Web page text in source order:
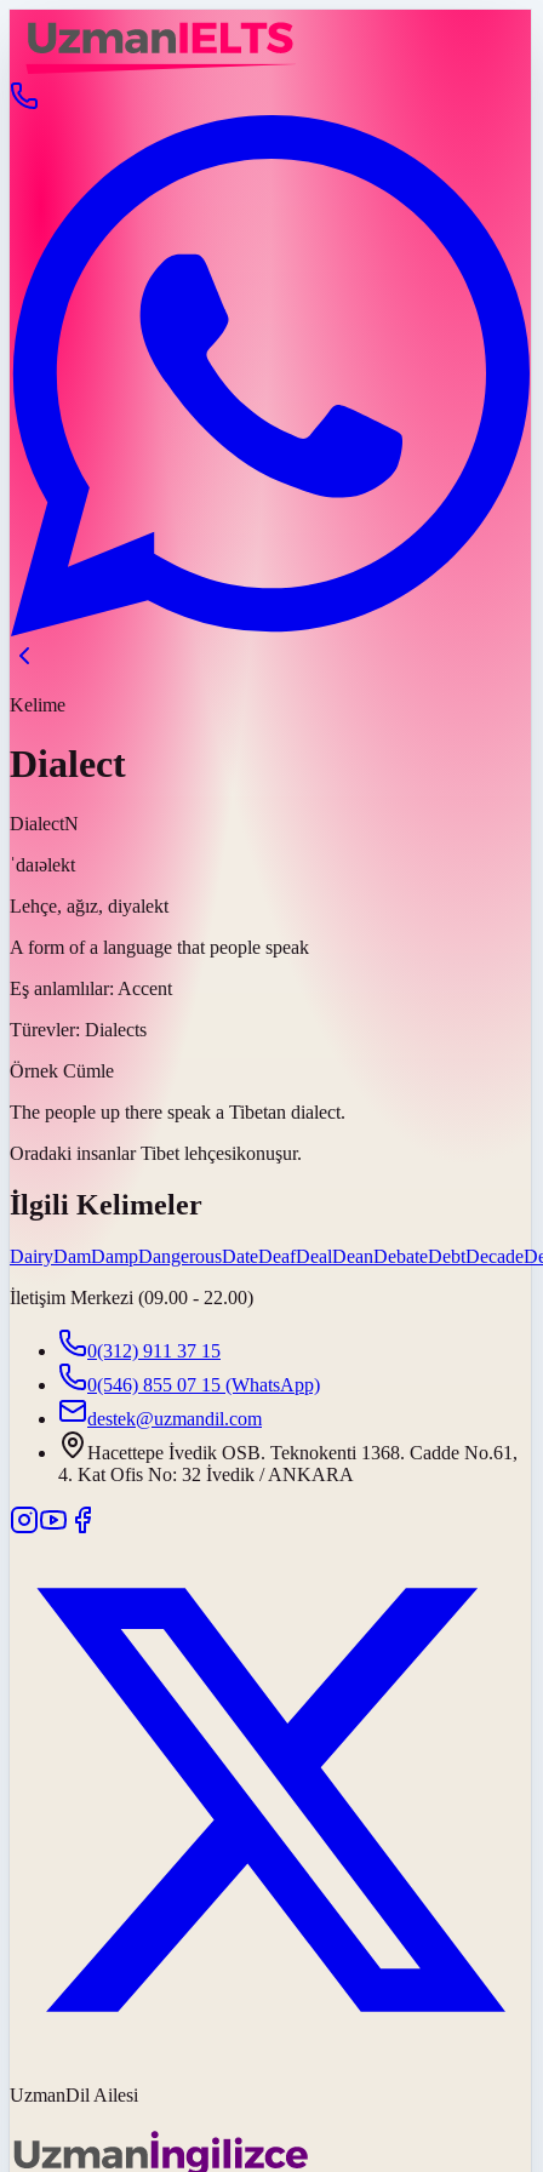
Kelime
Dialect
DialectN
ˈdaɪəlekt
Lehçe, ağız, diyalekt
A form of a language that people speak
Eş anlamlılar: Accent
Türevler: Dialects
Örnek Cümle
The people up there speak a Tibetan dialect.
Oradaki insanlar Tibet lehçesikonuşur.
İlgili Kelimeler
DairyDamDampDangerousDateDeafDealDeanDebateDebtDecade
İletişim Merkezi (09.00 - 22.00)
0(312) 911 37 15
0(546) 855 07 15 (WhatsApp)
destek@uzmandil.com
Hacettepe İvedik OSB. Teknokenti 1368. Cadde No.61,
4. Kat Ofis No: 32 İvedik / ANKARA
UzmanDil Ailesi